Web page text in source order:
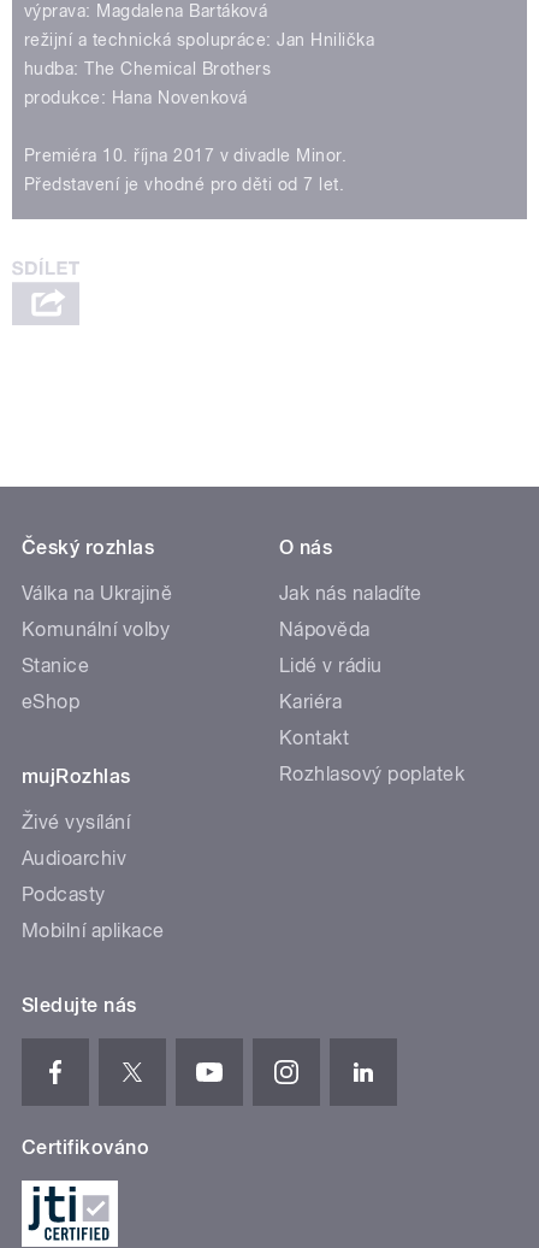
výprava: Magdalena Bartáková
režijní a technická spolupráce: Jan Hnilička
hudba: The Chemical Brothers
produkce: Hana Novenková
Premiéra 10. října 2017 v divadle Minor.
Představení je vhodné pro děti od 7 let.
Český rozhlas
Válka na Ukrajině
Komunální volby
Stanice
eShop
mujRozhlas
Živé vysílání
Audioarchiv
Podcasty
Mobilní aplikace
O nás
Jak nás naladíte
Nápověda
Lidé v rádiu
Kariéra
Kontakt
Rozhlasový poplatek
Sledujte nás
Certifikováno